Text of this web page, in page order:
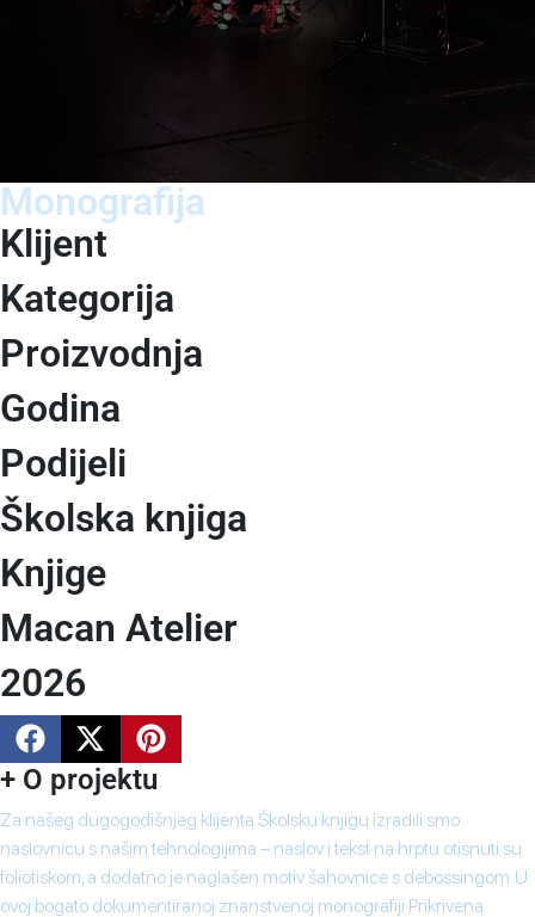
Monografija
Klijent
Kategorija
Proizvodnja
Godina
Podijeli
Školska knjiga
Knjige
Macan Atelier
2026
+ O projektu
Za našeg dugogodišnjeg klijenta Školsku knjigu izradili smo
naslovnicu s našim tehnologijima – naslov i tekst na hrptu otisnuti su
foliotiskom, a dodatno je naglašen motiv šahovnice s debossingom. U
ovoj bogato dokumentiranoj znanstvenoj monografiji Prikrivena